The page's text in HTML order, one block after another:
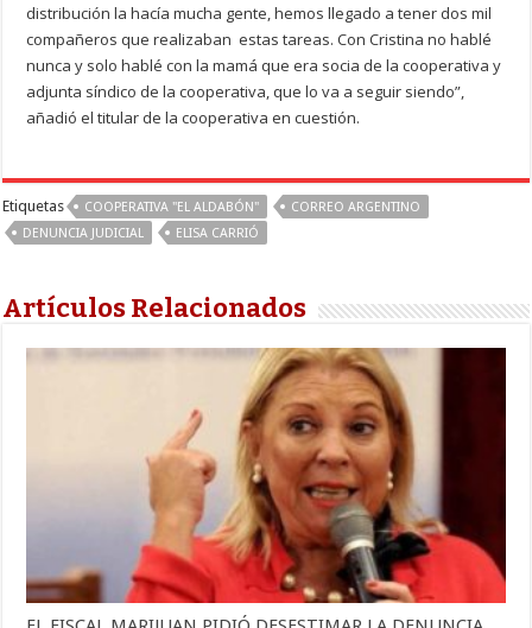
distribución la hacía mucha gente, hemos llegado a tener dos mil
compañeros que realizaban estas tareas. Con Cristina no hablé
nunca y solo hablé con la mamá que era socia de la cooperativa y
adjunta síndico de la cooperativa, que lo va a seguir siendo”,
añadió el titular de la cooperativa en cuestión.
Etiquetas COOPERATIVA "EL ALDABÓN"
CORREO ARGENTINO
DENUNCIA JUDICIAL
ELISA CARRIÓ
Artículos Relacionados